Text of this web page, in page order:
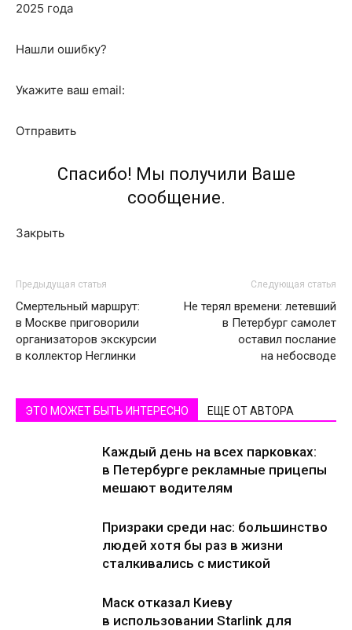
2025 года
Нашли ошибку?
Укажите ваш email:
Отправить
Спасибо! Мы получили Ваше
сообщение.
Закрыть
Предыдущая статья
Смертельный маршрут:
в Москве приговорили
организаторов экскурсии
в коллектор Неглинки
Следующая статья
Не терял времени: летевший
в Петербург самолет
оставил послание
на небосводе
ЭТО МОЖЕТ БЫТЬ ИНТЕРЕСНО ЕЩЕ ОТ АВТОРА
Каждый день на всех парковках:
в Петербурге рекламные прицепы
мешают водителям
Призраки среди нас: большинство
людей хотя бы раз в жизни
сталкивались с мистикой
Маск отказал Киеву
в использовании Starlink для